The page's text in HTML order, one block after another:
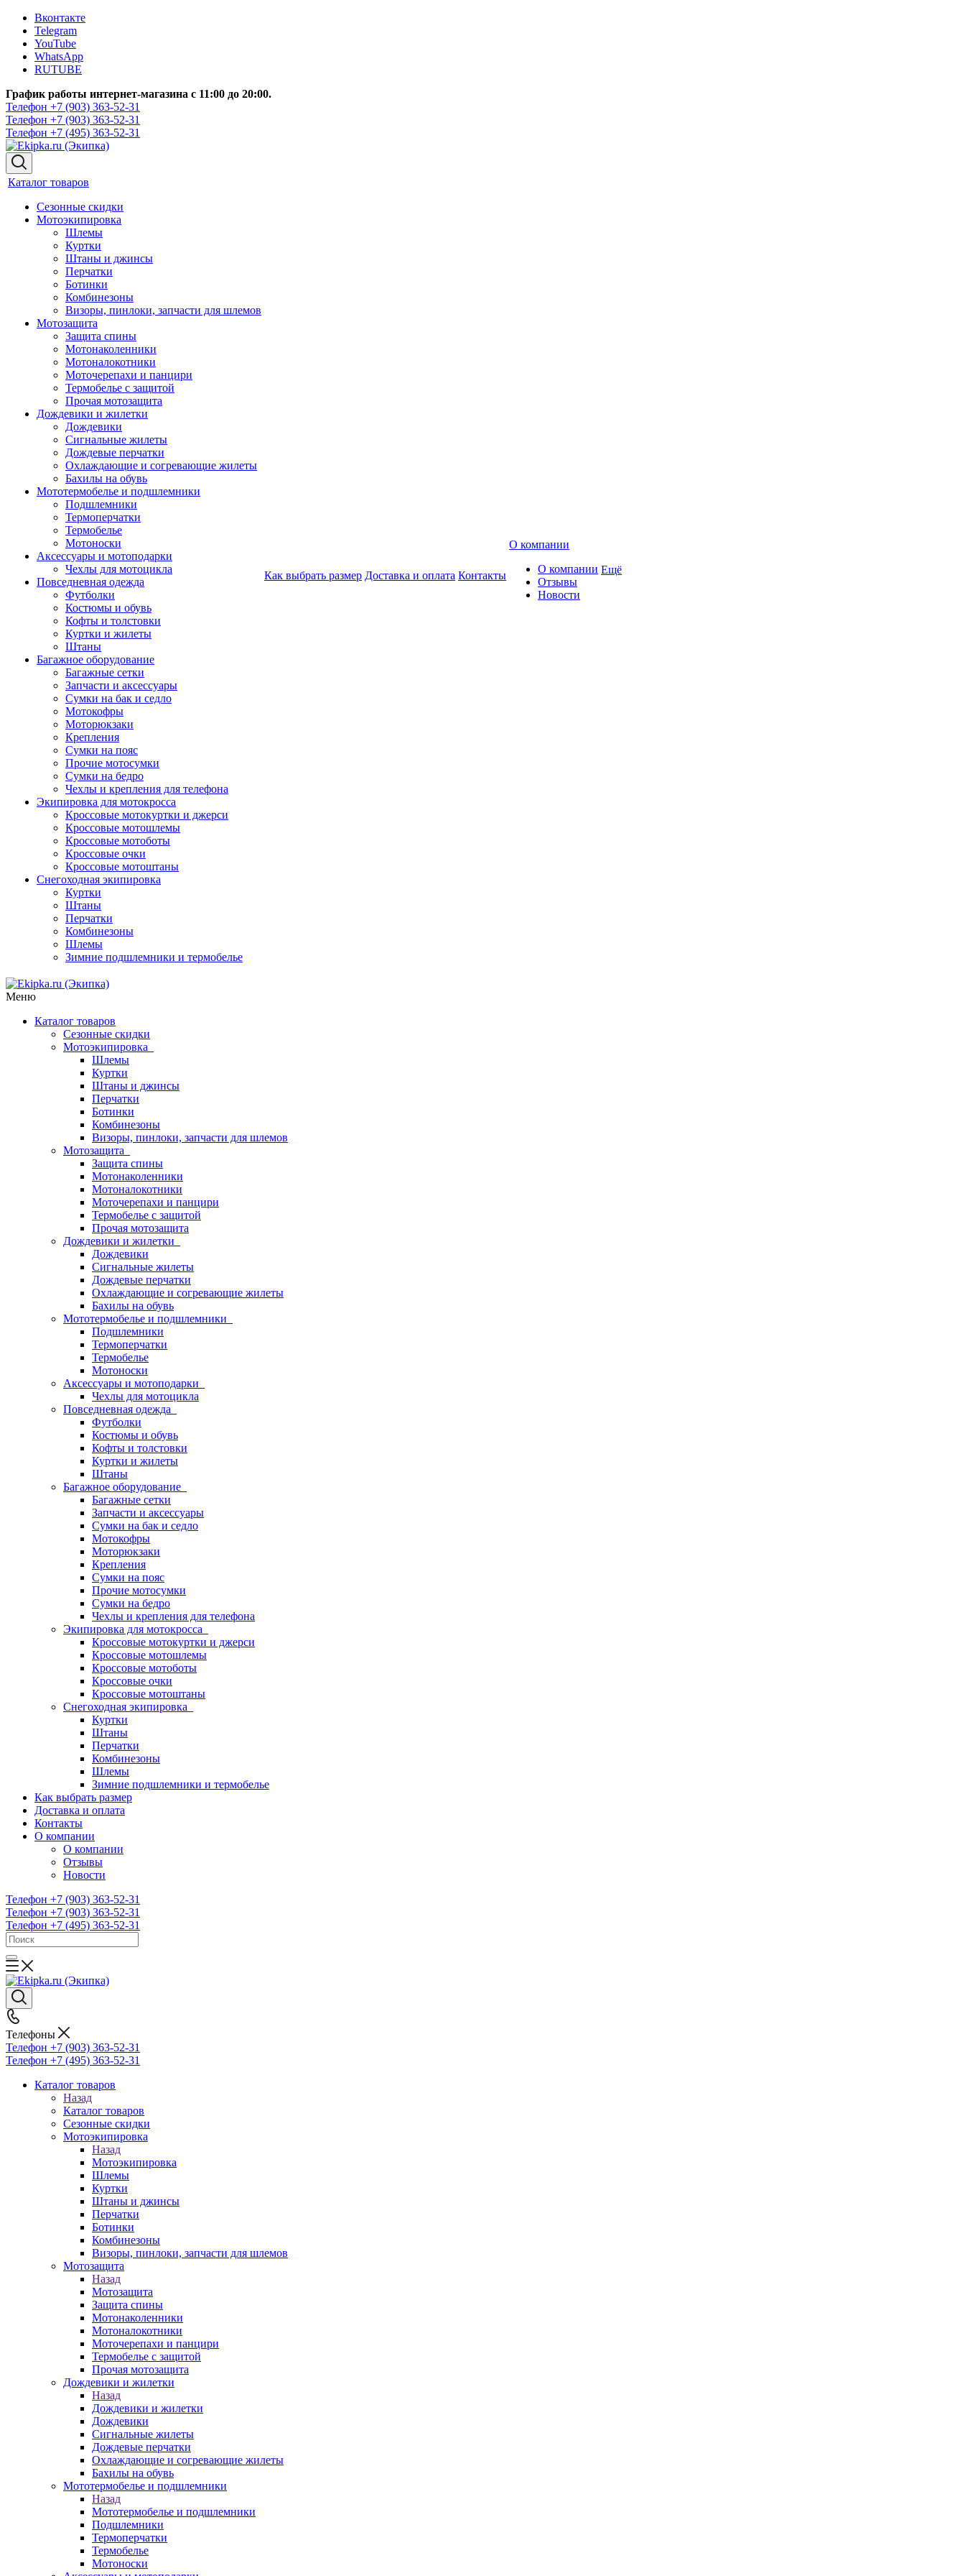
Вконтакте
Telegram
YouTube
WhatsApp
RUTUBE
График работы интернет-магазина с 11:00 до 20:00.
Телефон +7 (903) 363-52-31
Телефон +7 (903) 363-52-31
Телефон +7 (495) 363-52-31
Каталог товаров
Сезонные скидки
Мотоэкипировка
Шлемы
Куртки
Штаны и джинсы
Перчатки
Ботинки
Комбинезоны
Визоры, пинлоки, запчасти для шлемов
Мотозащита
Защита спины
Мотонаколенники
Мотоналокотники
Моточерепахи и панцири
Термобелье с защитой
Прочая мотозащита
Дождевики и жилетки
Дождевики
Сигнальные жилеты
Дождевые перчатки
Охлаждающие и согревающие жилеты
Бахилы на обувь
Мототермобелье и подшлемники
Подшлемники
Термоперчатки
Термобелье
Мотоноски
Аксессуары и мотоподарки
Чехлы для мотоцикла
Повседневная одежда
Футболки
Костюмы и обувь
Кофты и толстовки
Куртки и жилеты
Штаны
Багажное оборудование
Багажные сетки
Запчасти и аксессуары
Сумки на бак и седло
Мотокофры
Моторюкзаки
Крепления
Сумки на пояс
Прочие мотосумки
Сумки на бедро
Чехлы и крепления для телефона
Экипировка для мотокросса
Кроссовые мотокуртки и джерси
Кроссовые мотошлемы
Кроссовые мотоботы
Кроссовые очки
Кроссовые мотоштаны
Снегоходная экипировка
Куртки
Штаны
Перчатки
Комбинезоны
Шлемы
Зимние подшлемники и термобелье
Как выбрать размер Доставка и оплата Контакты
О компании
О компании
Отзывы
Новости
Ещё
Меню
Каталог товаров
Сезонные скидки
Мотоэкипировка
Шлемы
Куртки
Штаны и джинсы
Перчатки
Ботинки
Комбинезоны
Визоры, пинлоки, запчасти для шлемов
Мотозащита
Защита спины
Мотонаколенники
Мотоналокотники
Моточерепахи и панцири
Термобелье с защитой
Прочая мотозащита
Дождевики и жилетки
Дождевики
Сигнальные жилеты
Дождевые перчатки
Охлаждающие и согревающие жилеты
Бахилы на обувь
Мототермобелье и подшлемники
Подшлемники
Термоперчатки
Термобелье
Мотоноски
Аксессуары и мотоподарки
Чехлы для мотоцикла
Повседневная одежда
Футболки
Костюмы и обувь
Кофты и толстовки
Куртки и жилеты
Штаны
Багажное оборудование
Багажные сетки
Запчасти и аксессуары
Сумки на бак и седло
Мотокофры
Моторюкзаки
Крепления
Сумки на пояс
Прочие мотосумки
Сумки на бедро
Чехлы и крепления для телефона
Экипировка для мотокросса
Кроссовые мотокуртки и джерси
Кроссовые мотошлемы
Кроссовые мотоботы
Кроссовые очки
Кроссовые мотоштаны
Снегоходная экипировка
Куртки
Штаны
Перчатки
Комбинезоны
Шлемы
Зимние подшлемники и термобелье
Как выбрать размер
Доставка и оплата
Контакты
О компании
О компании
Отзывы
Новости
Телефон +7 (903) 363-52-31
Телефон +7 (903) 363-52-31
Телефон +7 (495) 363-52-31
Телефоны
Телефон +7 (903) 363-52-31
Телефон +7 (495) 363-52-31
Каталог товаров
Назад
Каталог товаров
Сезонные скидки
Мотоэкипировка
Назад
Мотоэкипировка
Шлемы
Куртки
Штаны и джинсы
Перчатки
Ботинки
Комбинезоны
Визоры, пинлоки, запчасти для шлемов
Мотозащита
Назад
Мотозащита
Защита спины
Мотонаколенники
Мотоналокотники
Моточерепахи и панцири
Термобелье с защитой
Прочая мотозащита
Дождевики и жилетки
Назад
Дождевики и жилетки
Дождевики
Сигнальные жилеты
Дождевые перчатки
Охлаждающие и согревающие жилеты
Бахилы на обувь
Мототермобелье и подшлемники
Назад
Мототермобелье и подшлемники
Подшлемники
Термоперчатки
Термобелье
Мотоноски